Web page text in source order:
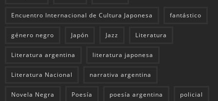
Encuentro Internacional de Cultura Japonesa fantástico
género negro Japón Jazz Literatura
Literatura argentina literatura japonesa
Literatura Nacional narrativa argentina
Novela Negra Poesía poesía argentina policial